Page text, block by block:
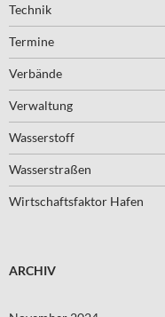
Technik
Termine
Verbände
Verwaltung
Wasserstoff
Wasserstraßen
Wirtschaftsfaktor Hafen
ARCHIV